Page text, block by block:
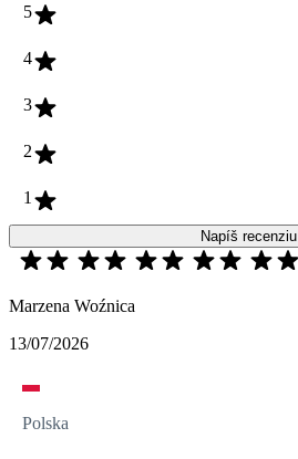
5
4
3
2
1
Napíš recenziu
Marzena Woźnica
13/07/2026
Polska